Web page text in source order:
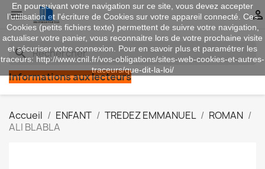
 
search
Informations aux lecteurs
Accueil ENFANT TREDEZ EMMANUEL
ROMAN
ALI BLABLA
En poursuivant votre navigation sur ce site, vous devez accepter
l’utilisation et l'écriture de Cookies sur votre appareil connecté. Ces
Cookies (petits fichiers texte) permettent de suivre votre navigation,
actualiser votre panier, vous reconnaitre lors de votre prochaine visite
et sécuriser votre connexion. Pour en savoir plus et paramétrer les
traceurs: http://www.cnil.fr/vos-obligations/sites-web-cookies-et-autres-
traceurs/que-dit-la-loi/